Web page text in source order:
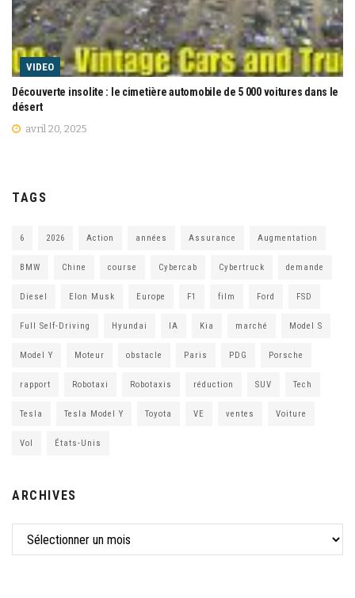
VIDEO
Découverte insolite : le cimetière automobile de 5 000 voitures dans le
désert
avril 20, 2025
TAGS
6 2026 Action années Assurance Augmentation
BMW Chine course Cybercab Cybertruck demande
Diesel Elon Musk Europe F1 film Ford FSD
Full Self-Driving Hyundai IA Kia marché Model S
Model Y Moteur obstacle Paris PDG Porsche
rapport Robotaxi Robotaxis réduction SUV Tech
Tesla Tesla Model Y Toyota VE ventes Voiture
Vol États-Unis
ARCHIVES